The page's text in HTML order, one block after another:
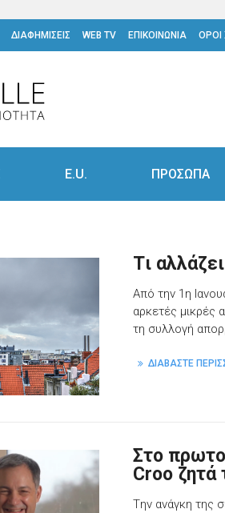
ΔΙΑΦΗΜΙΣΕΙΣ WEB TV ΕΠΙΚΟΙΝΩΝΙΑ ΟΡΟΙ
E.U. ΠΡΟΣΩΠΑ
Tι
Από την 1η
αρκετές μικρές
τη συλλογή
ΔΙΑΒΑΣΤΕ
Στο
Croo ζητά
Tην ανάγκη της